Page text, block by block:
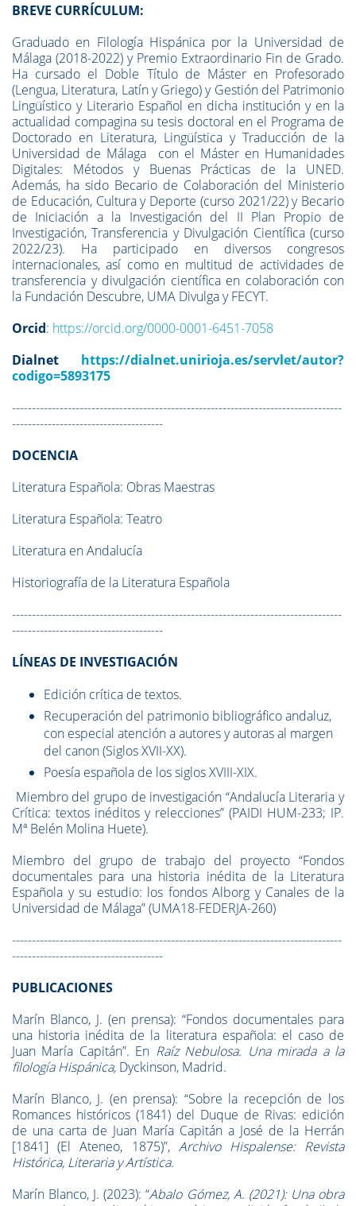
BREVE CURRÍCULUM:
Graduado en Filología Hispánica por la Universidad de
Málaga (2018-2022) y Premio Extraordinario Fin de Grado.
Ha cursado el Doble Título de Máster en Profesorado
(Lengua, Literatura, Latín y Griego) y Gestión del Patrimonio
Lingüístico y Literario Español en dicha institución y en la
actualidad compagina su tesis doctoral en el Programa de
Doctorado en Literatura, Lingüística y Traducción de la
Universidad de Málaga con el Máster en Humanidades
Digitales: Métodos y Buenas Prácticas de la UNED.
Además, ha sido Becario de Colaboración del Ministerio
de Educación, Cultura y Deporte (curso 2021/22) y Becario
de Iniciación a la Investigación del II Plan Propio de
Investigación, Transferencia y Divulgación Científica (curso
2022/23). Ha participado en diversos congresos
internacionales, así como en multitud de actividades de
transferencia y divulgación científica en colaboración con
la Fundación Descubre, UMA Divulga y FECYT.
Orcid: https://orcid.org/0000-0001-6451-7058
Dialnet
https://dialnet.unirioja.es/servlet/autor?
codigo=5893175
-----------------------------------------------------------------------------------
--------------------------------------
DOCENCIA
Literatura Española: Obras Maestras
Literatura Española: Teatro
Literatura en Andalucía
Historiografía de la Literatura Española
-----------------------------------------------------------------------------------
--------------------------------------
LÍNEAS DE INVESTIGACIÓN
Edición crítica de textos.
Recuperación del patrimonio bibliográfico andaluz,
con especial atención a autores y autoras al margen
del canon (Siglos XVII-XX).
Poesía española de los siglos XVIII-XIX.
Miembro del grupo de investigación “Andalucía Literaria y
Crítica: textos inéditos y relecciones” (PAIDI HUM-233; IP.
Mª Belén Molina Huete).
Miembro del grupo de trabajo del proyecto “Fondos
documentales para una historia inédita de la Literatura
Española y su estudio: los fondos Alborg y Canales de la
Universidad de Málaga” (UMA18-FEDERJA-260)
-----------------------------------------------------------------------------------
--------------------------------------
PUBLICACIONES
Marín Blanco, J. (en prensa): “Fondos documentales para
una historia inédita de la literatura española: el caso de
Juan María Capitán”. En Raíz Nebulosa. Una mirada a la
filología Hispánica, Dyckinson, Madrid.
Marín Blanco, J. (en prensa): “Sobre la recepción de los
Romances históricos (1841) del Duque de Rivas: edición
de una carta de Juan María Capitán a José de la Herrán
[1841] (El Ateneo, 1875)”, Archivo Hispalense: Revista
Histórica, Literaria y Artística.
Marín Blanco, J. (2023): “Abalo Gómez, A. (2021): Una obra